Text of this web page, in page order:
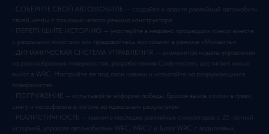
• СОБЕРИТЕ СВОЙ АВТОМОБИЛЬ — создайте и водите раллийный автомобиль
своей мечты с помощью нового режима конструктора
• ПЕРЕПИШИТЕ ИСТОРИЮ — участвуйте в недавно прошедших гонках вместе
с реальными пилотами или предавайтесь ностальгии в режиме «Моменты»
• ДИНАМИЧЕСКАЯ СИСТЕМА УПРАВЛЕНИЯ — знаменитая модель управления
на разнообразных поверхностях, разработанная Codemasters, достигает новых
высот в WRC. Настройте ее под свои навыки и испытайте на разрушающихся
поверхностях
• ПОГРУЖЕНИЕ — испытывайте эйфорию победы, бросая вызов стихии в грязи,
снегу и на асфальте в погоне за идеальным результатом
• РЕАЛИСТИЧНОСТЬ — оцените наследие раллийных симуляторов с 25-летней
историей, управляя автомобилями WRC, WRC2 и Junior WRC с водителями,